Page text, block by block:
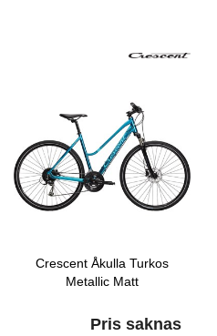
Crescent Åkulla Turkos
Metallic Matt
Pris saknas